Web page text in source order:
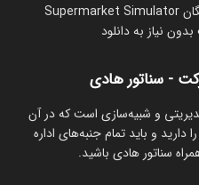
ساخته شده است. تماشای آنلاین و رایگان Supermarket Simulator
- سناتور هادی
و شبیه‌سازی است که در آن
و باید تمام جنبه‌های اداره
سناتور هادی باشید.